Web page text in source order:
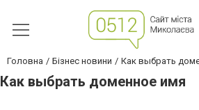
Головна Бізнес новини Как выбрать
Как выбрать доменное имя